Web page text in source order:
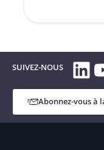
SUIVEZ-NOUS
Abonnez-vous à